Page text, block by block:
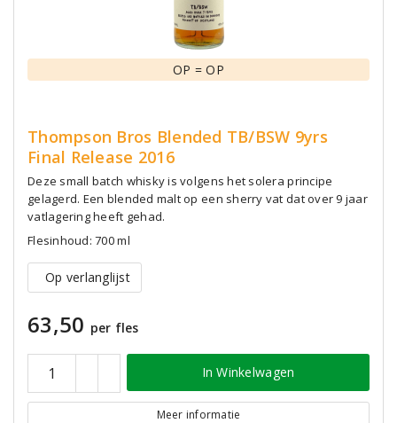
OP = OP
Thompson Bros Blended TB/BSW 9yrs
Final Release 2016
Deze small batch whisky is volgens het solera principe
gelagerd. Een blended malt op een sherry vat dat over 9 jaar
vatlagering heeft gehad.
Flesinhoud: 700 ml
Op verlanglijst
63,50 per fles
In Winkelwagen
Meer informatie